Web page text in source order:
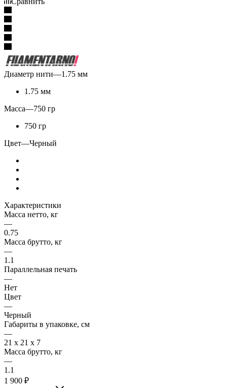
Диаметр нити—1.75 мм
1.75 мм
Масса—750 гр
750 гр
Цвет—Черный
Характеристики
Масса нетто, кг
—
0.75
Масса брутто, кг
—
1.1
Параллельная печать
—
Нет
Цвет
—
Черный
Габариты в упаковке, см
—
21 х 21 х 7
Масса брутто, кг
—
1.1
1 900 ₽